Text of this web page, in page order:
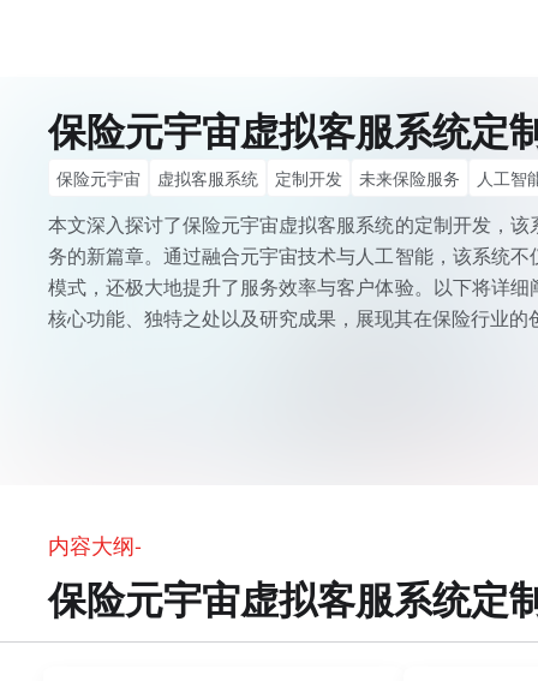
保险元宇宙虚拟客服系统定
保险元宇宙 虚拟客服系统 定制开发 未来保险服务
人工智
客户体验
本文深入探讨了保险元宇宙虚拟客服系统的定制开发，
务的新篇章。通过融合元宇宙技术与人工智能，该系统
模式，还极大地提升了服务效率与客户体验。以下将详
核心功能、独特之处以及研究成果，展现其在保险行业的
内容大纲-
保险元宇宙虚拟客服系统定